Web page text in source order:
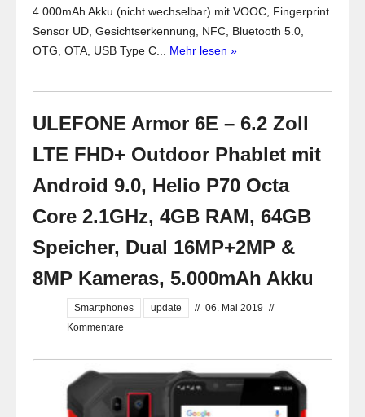
4.000mAh Akku (nicht wechselbar) mit VOOC, Fingerprint
Sensor UD, Gesichtserkennung, NFC, Bluetooth 5.0,
OTG, OTA, USB Type C... Mehr lesen »
ULEFONE Armor 6E – 6.2 Zoll
LTE FHD+ Outdoor Phablet mit
Android 9.0, Helio P70 Octa
Core 2.1GHz, 4GB RAM, 64GB
Speicher, Dual 16MP+2MP &
8MP Kameras, 5.000mAh Akku
Smartphones update // 06. Mai 2019 //
Kommentare